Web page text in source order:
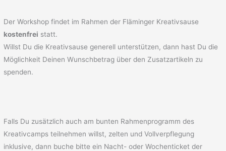
Der Workshop findet im Rahmen der Fläminger Kreativsause
kostenfrei statt.
Willst Du die Kreativsause generell unterstützen, dann hast Du die
Möglichkeit Deinen Wunschbetrag über den Zusatzartikeln zu
spenden.
Falls Du zusätzlich auch am bunten Rahmenprogramm des
Kreativcamps teilnehmen willst, zelten und Vollverpflegung
inklusive, dann buche bitte ein Nacht- oder Wochenticket der